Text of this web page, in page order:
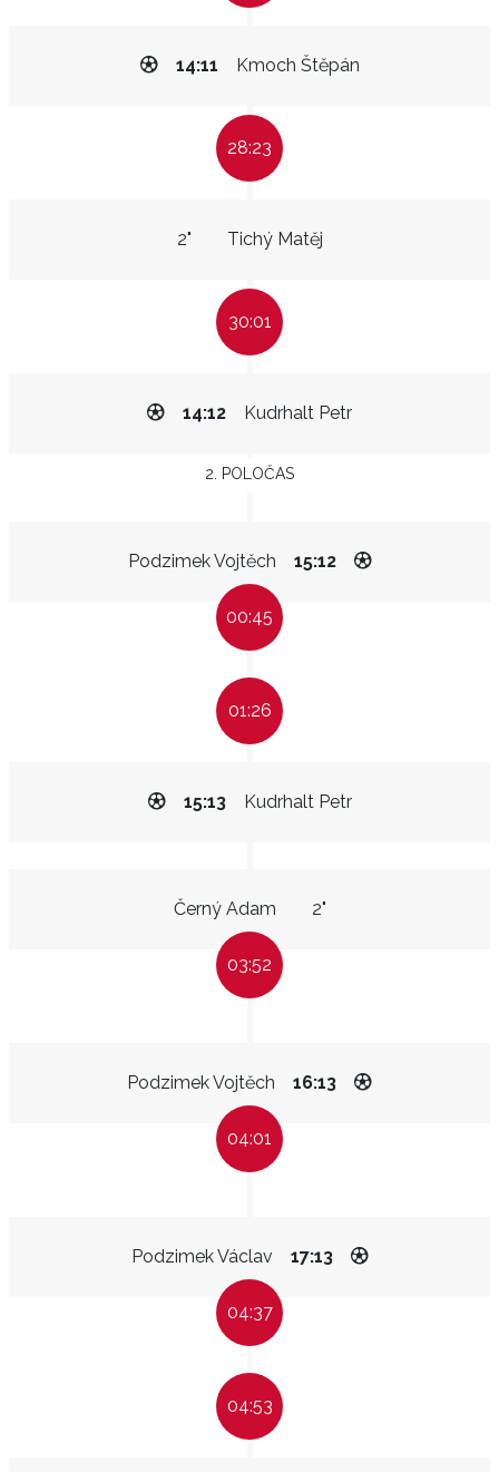
Kmoch Štěpán
14:11
28:23
Tichý Matěj
2"
30:01
Kudrhalt Petr
14:12
2. POLOČAS
Podzimek Vojtěch 15:12
00:45
01:26
Kudrhalt Petr
15:13
Černý Adam 2"
03:52
Podzimek Vojtěch 16:13
04:01
Podzimek Václav 17:13
04:37
04:53